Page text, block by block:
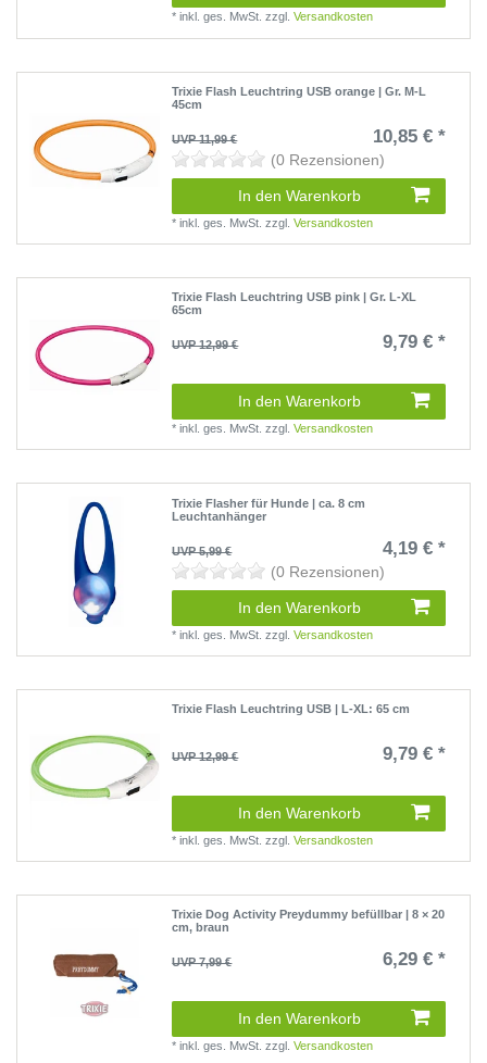
*inkl. ges. MwSt. zzgl.Versandkosten
Trixie Flash Leuchtring USB orange | Gr. M-L
45cm
UVP 11,99 € 10,85 € *
(0 Rezensionen)
In den Warenkorb
*inkl. ges. MwSt. zzgl.Versandkosten
Trixie Flash Leuchtring USB pink | Gr. L-XL
65cm
UVP 12,99 € 9,79 € *
In den Warenkorb
*inkl. ges. MwSt. zzgl.Versandkosten
Trixie Flasher für Hunde | ca. 8 cm
Leuchtanhänger
UVP 5,99 € 4,19 € *
(0 Rezensionen)
In den Warenkorb
*inkl. ges. MwSt. zzgl.Versandkosten
Trixie Flash Leuchtring USB | L-XL: 65 cm
UVP 12,99 € 9,79 € *
In den Warenkorb
*inkl. ges. MwSt. zzgl.Versandkosten
Trixie Dog Activity Preydummy befüllbar | 8 × 20
cm, braun
UVP 7,99 € 6,29 € *
In den Warenkorb
*inkl. ges. MwSt. zzgl.Versandkosten